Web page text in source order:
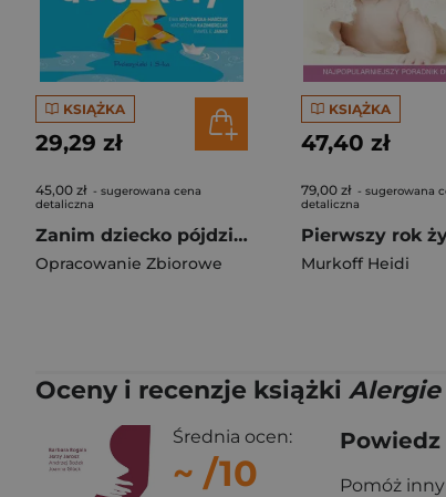
KSIĄŻKA
29,29 zł
45,00 zł - sugerowana cena
detaliczna
Zanim dziecko pójdzie do szkoły
Opracowanie Zbiorowe
KSIĄŻKA
47,40 zł
79,00 zł - sugerowana
detaliczna
Murkoff Heidi
Oceny i recenzje książki Alergie
Średnia ocen:
~ /10
Powiedz
Pomóż